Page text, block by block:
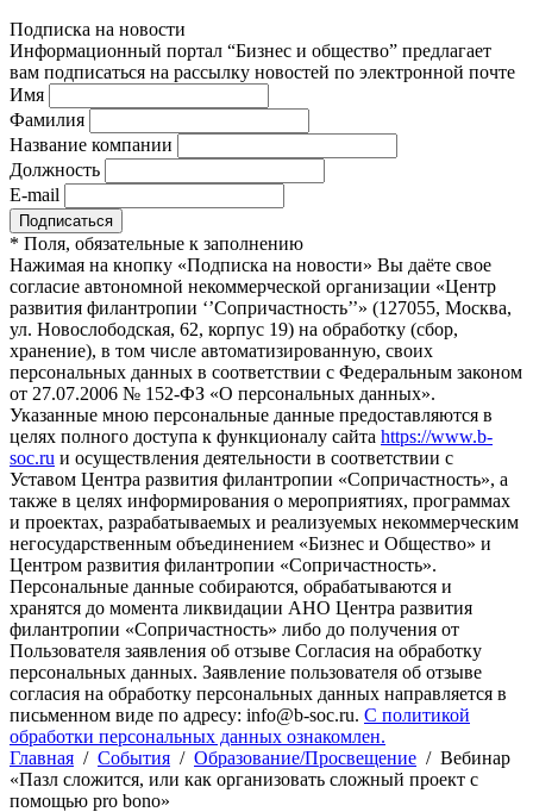
Подписка на новости
Информационный портал “Бизнес и общество” предлагает
вам подписаться на рассылку новостей по электронной почте
Имя
Фамилия
Название компании
Должность
E-mail
* Поля, обязательные к заполнению
Нажимая на кнопку «Подписка на новости» Вы даёте свое
согласие автономной некоммерческой организации «Центр
развития филантропии ‘’Сопричастность’’» (127055, Москва,
ул. Новослободская, 62, корпус 19) на обработку (сбор,
хранение), в том числе автоматизированную, своих
персональных данных в соответствии с Федеральным законом
от 27.07.2006 № 152-ФЗ «О персональных данных».
Указанные мною персональные данные предоставляются в
целях полного доступа к функционалу сайта https://www.b-
soc.ru и осуществления деятельности в соответствии с
Уставом Центра развития филантропии «Сопричастность», а
также в целях информирования о мероприятиях, программах
и проектах, разрабатываемых и реализуемых некоммерческим
негосударственным объединением «Бизнес и Общество» и
Центром развития филантропии «Сопричастность».
Персональные данные собираются, обрабатываются и
хранятся до момента ликвидации АНО Центра развития
филантропии «Сопричастность» либо до получения от
Пользователя заявления об отзыве Согласия на обработку
персональных данных. Заявление пользователя об отзыве
согласия на обработку персональных данных направляется в
письменном виде по адресу: info@b-soc.ru. С политикой
обработки персональных данных ознакомлен.
Главная / События / Образование/Просвещение / Вебинар
«Пазл сложится, или как организовать сложный проект с
помощью pro bono»